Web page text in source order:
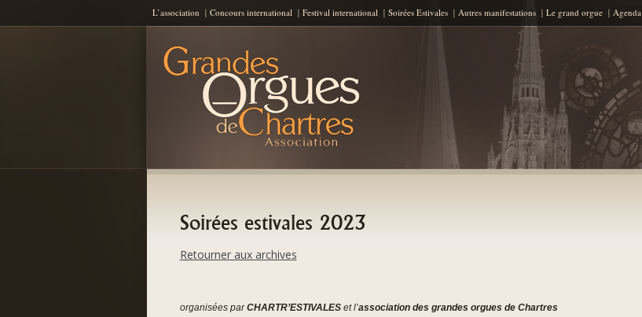
L’association Concours international Festival international Soirées Estivales Autres manifestations Le grand orgue Agenda
AGOC
Soirées estivales 2023
Retourner aux archives
organisées parCHARTR’ESTIVALESet l’association des grandes orgues de Chartres